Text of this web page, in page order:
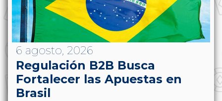
6 agosto, 2026
Regulación B2B Busca
Fortalecer las Apuestas en
Brasil